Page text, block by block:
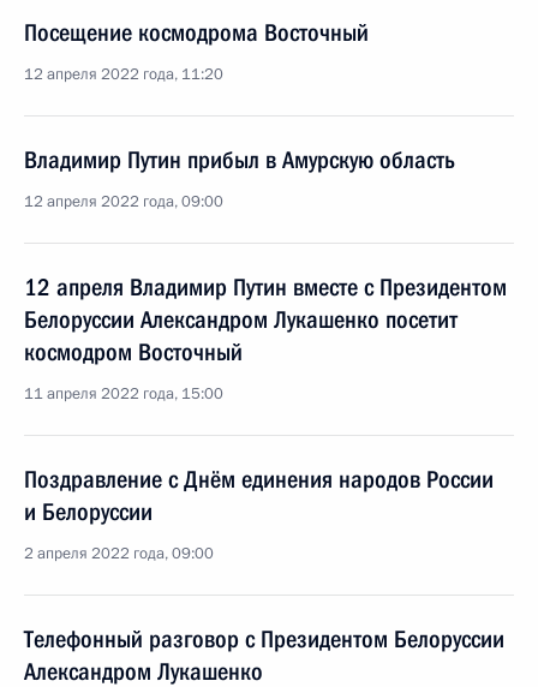
Посещение космодрома Восточный
12 апреля 2022 года, 11:20
Владимир Путин прибыл в Амурскую область
12 апреля 2022 года, 09:00
12 апреля Владимир Путин вместе с Президентом
Белоруссии Александром Лукашенко посетит
космодром Восточный
11 апреля 2022 года, 15:00
Поздравление с Днём единения народов России
и Белоруссии
2 апреля 2022 года, 09:00
Телефонный разговор с Президентом Белоруссии
Александром Лукашенко